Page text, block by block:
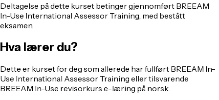
Deltagelse på dette kurset betinger gjennomført BREEAM
In-Use International Assessor Training, med bestått
eksamen.
Hva lærer du?
Dette er kurset for deg som allerede har fullført BREEAM In-
Use International Assessor Training eller tilsvarende
BREEAM In-Use revisorkurs e-læring på norsk.